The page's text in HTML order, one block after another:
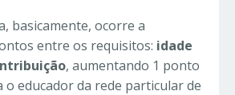
basicamente, ocorre a
entre os requisitos: idade
, aumentando 1 ponto
o educador da rede particular de